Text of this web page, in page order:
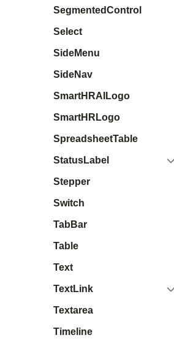
SegmentedControl
Select
SideMenu
SideNav
SmartHRAILogo
SmartHRLogo
SpreadsheetTable
StatusLabel
Stepper
Switch
TabBar
Table
Text
TextLink
Textarea
Timeline